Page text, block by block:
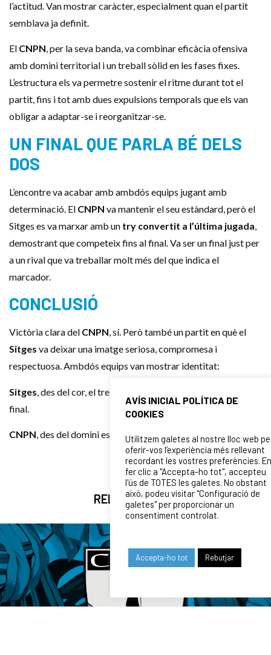
l’actitud. Van mostrar caràcter, especialment quan el partit
semblava ja definit.
El CNPN, per la seva banda, va combinar eficàcia ofensiva
amb domini territorial i un treball sòlid en les fases fixes.
L’estructura els va permetre sostenir el ritme durant tot el
partit, fins i tot amb dues expulsions temporals que els van
obligar a adaptar-se i reorganitzar-se.
UN FINAL QUE PARLA BÉ DELS
DOS
L’encontre va acabar amb ambdós equips jugant amb
determinació. El CNPN va mantenir el seu estàndard, però el
Sitges es va marxar amb un try convertit a l’última jugada,
demostrant que competeix fins al final. Va ser un final just per
a un rival que va treballar molt més del que indica el
marcador.
CONCLUSIÓ
Victòria clara del CNPN, sí. Però també un partit en què el
Sitges va deixar una imatge seriosa, compromesa i
respectuosa. Ambdós equips van mostrar identitat:
Sitges , des del cor, el treball i la convicció de jugar fins al
final.
CNPN, des del domini estructural i la profunditat.
RELATED NEWS
AVÍS INICIAL POLÍTICA DE
COOKIES
Utilitzem galetes al nostre lloc web
oferir-vos l’experiència més rellevant
recordant les vostres preferències. En
fer clic a "Accepta-ho tot", accepteu
l'ús de TOTES les galetes. No obstant
això, podeu visitar "Configuració de
galetes" per proporcionar un
consentiment controlat.
Accepta-ho tot Rebutjar